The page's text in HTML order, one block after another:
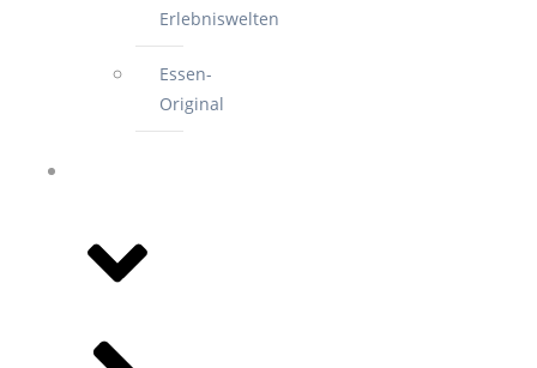
Erlebniswelten
Essen-
Original